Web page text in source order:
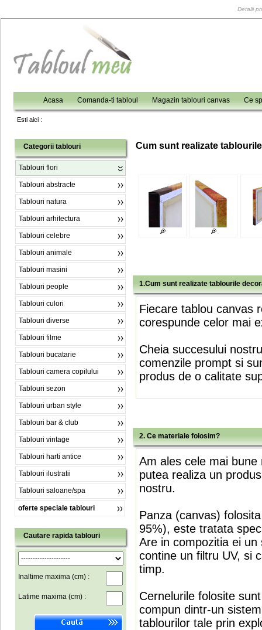
Detalii
Acasa Comanda-ti tabloul Magazin tablouri canvas Ce
Esti aici :
Categorii tablouri
Tablouri flori
Tablouri abstracte
Tablouri natura
Tablouri arhitectura
Tablouri celebre
Tablouri animale
Tablouri masini
Tablouri people
Tablouri culori
Tablouri diverse
Tablouri filme
Tablouri bucatarie
Tablouri camera copilului
Tablouri sezon
Tablouri urban style
Tablouri bar & club
Tablouri vintage
Tablouri harti antice
Tablouri ilustratii
Tablouri saloane/spa
oferte speciale tablouri
Cautare rapida tablouri
Inaltime maxima (cm) :
Latime maxima (cm) :
Cum sunt realizate
1.Cum sunt realizate tablourile
Fiecare tablou canvas
corespunde celor mai
Cheia succesului
comenzile prompt si
produs de o calitate
2. Ce materiale folosim?
Am ales cele mai
putea realiza un
nostru.
Panza (canvas)
95%), este tratata
Are in compozitia ei
contine un filtru UV, si
timp.
Cernelurile folosite
compun dintr-un
tablourilor tale prin